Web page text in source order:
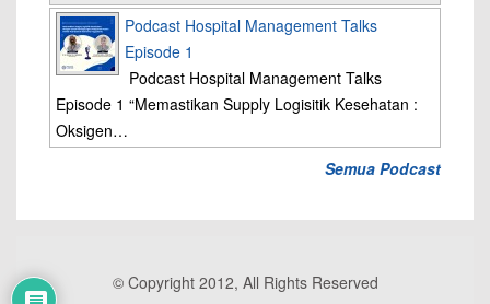
Podcast Hospital Management Talks
Episode 1
Podcast Hospital Management Talks
Episode 1 “Memastikan Supply Logisitik Kesehatan :
Oksigen…
Semua Podcast
© Copyright 2012, All Rights Reserved